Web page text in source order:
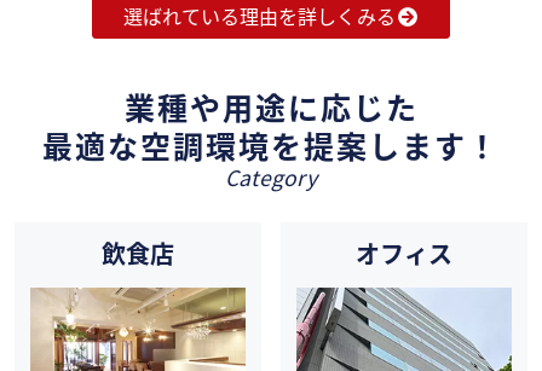
選ばれている理由を詳しくみる
業種や用途に応じた
最適な空調環境を提案します！
Category
飲食店 オフィス